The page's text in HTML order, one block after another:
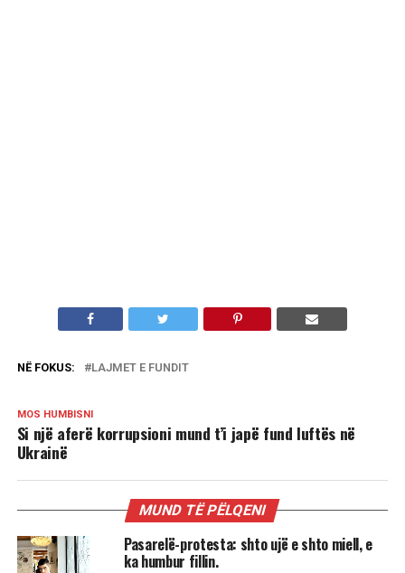
NË FOKUS: LAJMET E FUNDIT
MOS HUMBISNI
Si një aferë korrupsioni mund t’i japë fund luftës në
Ukrainë
MUND TË PËLQENI
Pasarelë-protesta: shto ujë e shto miell, e
ka humbur fillin.